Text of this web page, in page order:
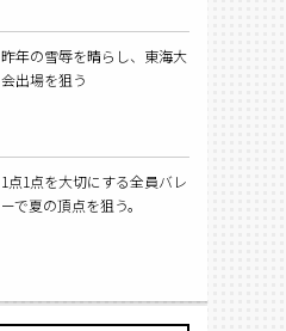
昨年の雪辱を晴らし、東海大
会出場を狙う
1点1点を大切にする全員バレ
ーで夏の頂点を狙う。